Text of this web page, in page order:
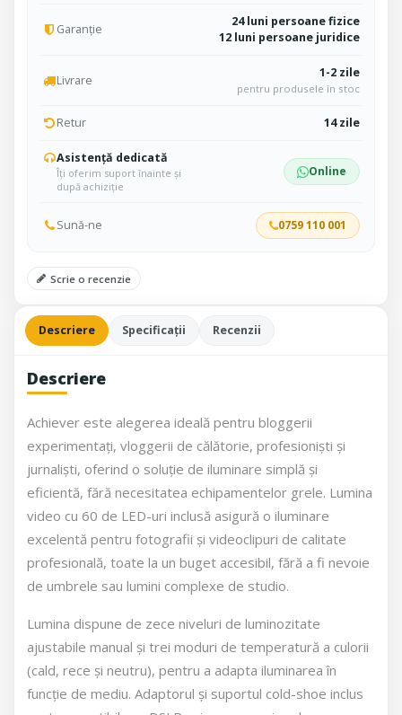
Garanție
24 luni persoane fizice
12 luni persoane juridice
Livrare 1-2 zile
pentru produsele în stoc
Retur 14 zile
Asistență dedicată
Îți oferim suport înainte și
după achiziție
Online
Sună-ne 0759 110 001
Scrie o recenzie
Descriere Specificații Recenzii
Descriere
Achiever este alegerea ideală pentru bloggerii
experimentați, vloggerii de călătorie, profesioniști și
jurnaliști, oferind o soluție de iluminare simplă și
eficientă, fără necesitatea echipamentelor grele. Lumina
video cu 60 de LED-uri inclusă asigură o iluminare
excelentă pentru fotografii și videoclipuri de calitate
profesională, toate la un buget accesibil, fără a fi nevoie
de umbrele sau lumini complexe de studio.
Lumina dispune de zece niveluri de luminozitate
ajustabile manual și trei moduri de temperatură a culorii
(cald, rece și neutru), pentru a adapta iluminarea în
funcție de mediu. Adaptorul și suportul cold-shoe inclus